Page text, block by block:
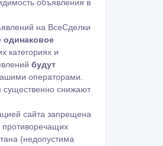
объявления в
на ВсеСделки
одинаковое
категориях и
будут
операторами.
снижают
сайта запрещена
противоречащих
(недопустима